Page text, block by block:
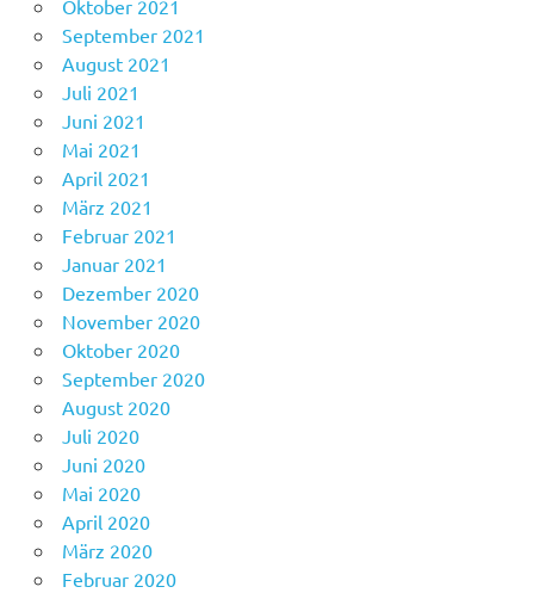
Oktober 2021
September 2021
August 2021
Juli 2021
Juni 2021
Mai 2021
April 2021
März 2021
Februar 2021
Januar 2021
Dezember 2020
November 2020
Oktober 2020
September 2020
August 2020
Juli 2020
Juni 2020
Mai 2020
April 2020
März 2020
Februar 2020